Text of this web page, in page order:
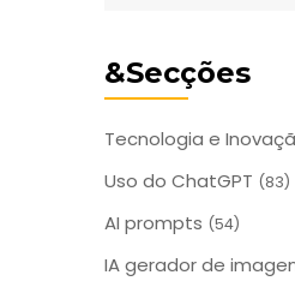
&Secções
Tecnologia e
Uso do ChatGPT (83)
AI prompts (54)
IA gerador de